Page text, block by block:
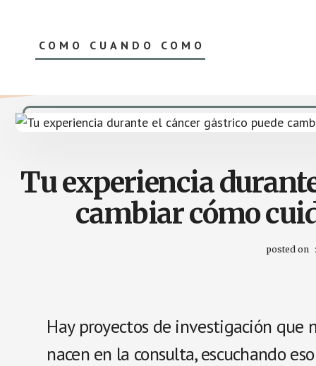
COMO CUANDO COMO
de
nutrición
Luis
Cabañas
Tu experiencia
cambiar cómo
posted on
Hay proyectos de investigación que
nacen en la consulta, escuchando